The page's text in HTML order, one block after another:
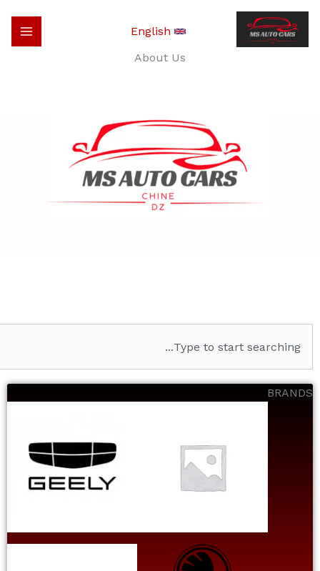
تخطي
المحتوى
English
About Us
a
r
BRANDS